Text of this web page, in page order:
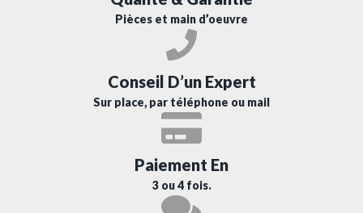
Pièces et main d’oeuvre
Conseil D’un Expert
Sur place, par téléphone ou mail
Paiement En
3 ou 4 fois.